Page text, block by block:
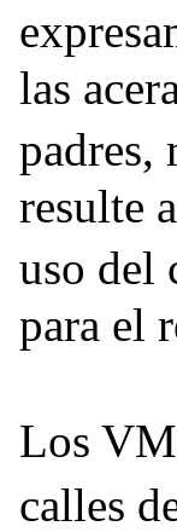
las
padres,
resulte
uso del
para el
Los
calles